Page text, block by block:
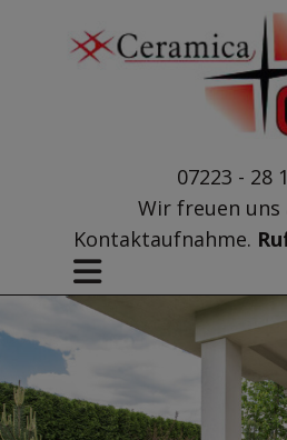
07223 - 28
Wir freuen uns
Kontaktaufnahme.